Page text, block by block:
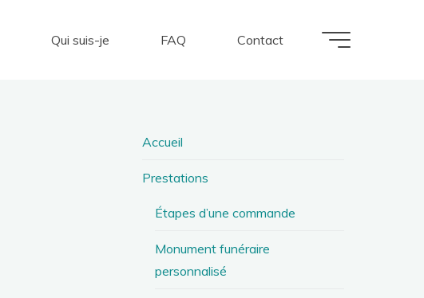
Qui suis-je FAQ Contact
Accueil
Prestations
Étapes d’une commande
Monument funéraire
personnalisé